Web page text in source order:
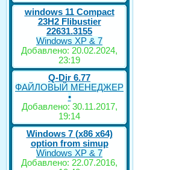
windows 11 Compact
23H2 Flibustier
22631.3155
Windows XP & 7
Добавлено: 20.02.2024,
23:19
Q-Dir 6.77
ФАЙЛОВЫЙ МЕНЕДЖЕР
•
Добавлено: 30.11.2017,
19:14
Windows 7 (x86 x64)
option from simup
Windows XP & 7
Добавлено: 22.07.2016,